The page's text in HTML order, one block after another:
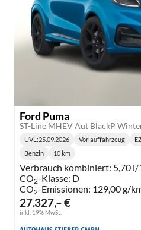
Ford Puma
ST-Line MHEV Aut BlackP
27.327,– €
inkl. 19% MwSt.
UVL :25.09.2026 Vorlauffahrzeug
Benzin 10 km
Verbrauch kombiniert: 5,70
CO2-Klasse: D
CO2-Emissionen: 129,00 g/